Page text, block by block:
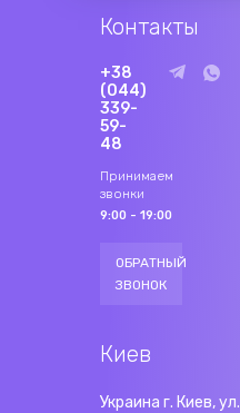
Контакты
+38
(044)
339-
59-
48
Принимаем
звонки
9:00 - 19:00
ОБРАТНЫЙ
ЗВОНОК
Киев
Украина г. Киев, ул.